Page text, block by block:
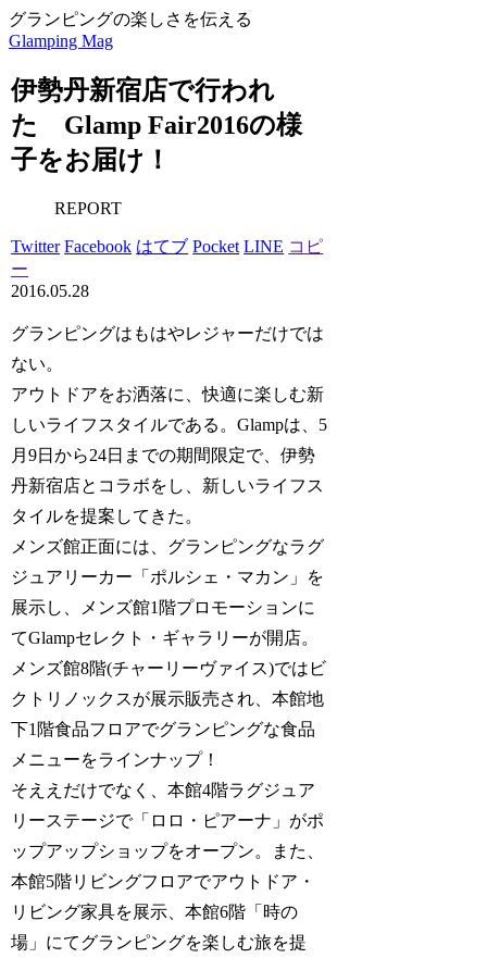
グランピングの楽しさを伝える
Glamping Mag
伊勢丹新宿店で行われ
た Glamp Fair2016の様
子をお届け！
REPORT
Twitter Facebook はてブ Pocket LINE コピ
ー
2016.05.28
グランピングはもはやレジャーだけでは
ない。
アウトドアをお洒落に、快適に楽しむ新
しいライフスタイルである。Glampは、5
月9日から24日までの期間限定で、伊勢
丹新宿店とコラボをし、新しいライフス
タイルを提案してきた。
メンズ館正面には、グランピングなラグ
ジュアリーカー「ポルシェ・マカン」を
展示し、メンズ館1階プロモーションに
てGlampセレクト・ギャラリーが開店。
メンズ館8階(チャーリーヴァイス)ではビ
クトリノックスが展示販売され、本館地
下1階食品フロアでグランピングな食品
メニューをラインナップ！
そええだけでなく、本館4階ラグジュア
リーステージで「ロロ・ピアーナ」がポ
ップアップショップをオープン。また、
本館5階リビングフロアでアウトドア・
リビング家具を展示、本館6階「時の
場」にてグランピングを楽しむ旅を提